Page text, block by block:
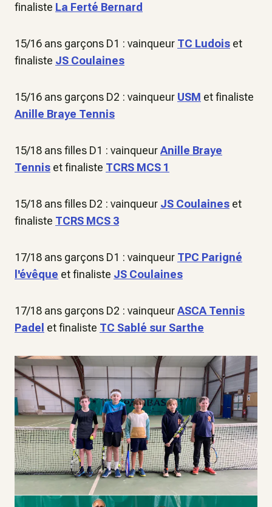
finaliste La Ferté Bernard
15/16 ans garçons D1 : vainqueur TC Ludois et
finaliste JS Coulaines
15/16 ans garçons D2 : vainqueur USM et finaliste
Anille Braye Tennis
15/18 ans filles D1 : vainqueurAnille Braye
Tennis et finaliste TCRS MCS 1
15/18 ans filles D2 : vainqueur JS Coulaines et
finaliste TCRS MCS 3
17/18 ans garçons D1 : vainqueur TPC Parigné
l'évêque et finaliste JS Coulaines
17/18 ans garçons D2 : vainqueurASCA Tennis
Padel et finaliste TC Sablé sur Sarthe